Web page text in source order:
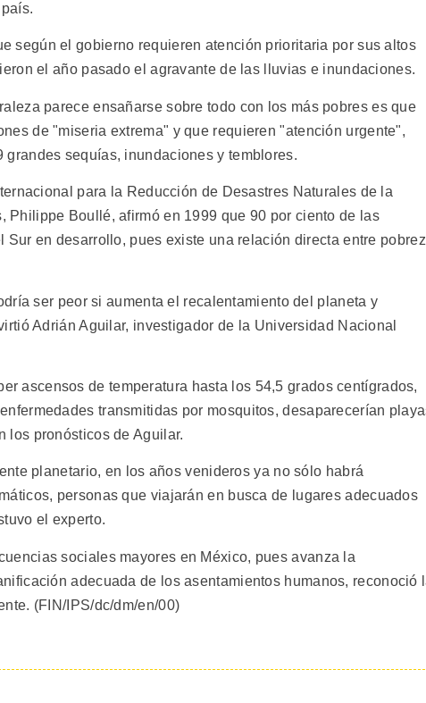
según el gobierno requieren atención prioritaria por sus altos
el año pasado el agravante de las lluvias e inundaciones.
parece ensañarse sobre todo con los más pobres es que
de "miseria extrema" y que requieren "atención urgente",
sequías, inundaciones y temblores.
para la Reducción de Desastres Naturales de la
Philippe Boullé, afirmó en 1999 que 90 por ciento de las
Sur en desarrollo, pues existe una relación directa entre
ser peor si aumenta el recalentamiento del planeta y
Adrián Aguilar, investigador de la Universidad Nacional
ascensos de temperatura hasta los 54,5 grados centígrados,
transmitidas por mosquitos, desaparecerían
los pronósticos de Aguilar.
planetario, en los años venideros ya no sólo habrá
personas que viajarán en busca de lugares adecuados
el experto.
sociales mayores en México, pues avanza la
adecuada de los asentamientos humanos, reconoció
(FIN/IPS/dc/dm/en/00)